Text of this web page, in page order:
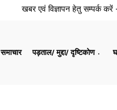
खबर एवं विज्ञापन हेतु सम्पर्क करें
समाचार पड़ताल/ मुद्दा/ दृष्टिकोण